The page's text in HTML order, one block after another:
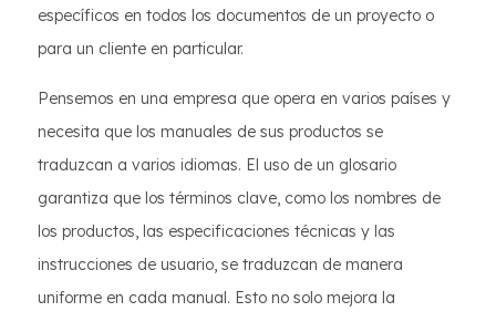
específicos en todos los documentos de un proyecto o
para un cliente en particular.
Pensemos en una empresa que opera en varios países y
necesita que los manuales de sus productos se
traduzcan a varios idiomas. El uso de un glosario
garantiza que los términos clave, como los nombres de
los productos, las especificaciones técnicas y las
instrucciones de usuario, se traduzcan de manera
uniforme en cada manual. Esto no solo mejora la